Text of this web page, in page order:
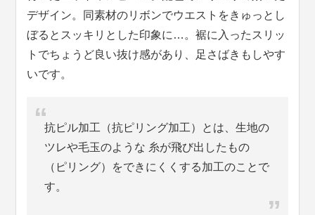
デザイン。同素材のリボンでウエストをきゅっとし
ぼるとスッキリとした印象に…。裾に入ったスリッ
トでちょうど良い抜け感があり、足さばきもしやす
いです。
抗ピル加工（抗ピリング加工）とは、生地の
ツレや毛玉のような 糸が飛び出したもの
（ピリング）をできにくくする加工のことで
す。